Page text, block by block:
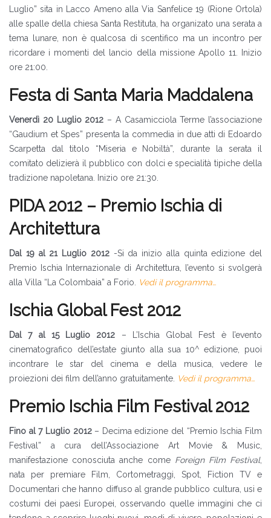
Luglio” sita in Lacco Ameno alla Via Sanfelice 19 (Rione Ortola)
alle spalle della chiesa Santa Restituta, ha organizato una serata a
tema lunare, non è qualcosa di scentifico ma un incontro per
ricordare i momenti del lancio della missione Apollo 11. Inizio
ore 21:00.
Festa di Santa Maria Maddalena
Venerdì 20 Luglio 2012 – A Casamicciola Terme l’associazione
“Gaudium et Spes” presenta la commedia in due atti di Edoardo
Scarpetta dal titolo “Miseria e Nobiltà”, durante la serata il
comitato delizierà il pubblico con dolci e specialità tipiche della
tradizione napoletana. Inizio ore 21:30.
PIDA 2012 – Premio Ischia di
Architettura
Dal 19 al 21 Luglio 2012-Si da inizio alla quinta edizione del
Premio Ischia Internazionale di Architettura, l’evento si svolgerà
alla Villa “La Colombaia” a Forio.
Vedi il programma…
Ischia Global Fest 2012
Dal 7 al 15 Luglio 2012 – L’Ischia Global Fest è l’evento
cinematografico dell’estate giunto alla sua 10^ edizione, puoi
incontrare le star del cinema e della musica, vedere le
proiezioni dei film dell’anno gratuitamente. Vedi il programma…
Premio Ischia Film Festival 2012
Fino al 7 Luglio 2012– Decima edizione del “Premio Ischia Film
Festival” a cura dell’Associazione Art Movie & Music,
manifestazione conosciuta anche come Foreign Film Festival,
nata per premiare Film, Cortometraggi, Spot, Fiction TV e
Documentari che hanno diffuso al grande pubblico cultura, usi e
costumi dei paesi Europei, osservando quelle immagini che ci